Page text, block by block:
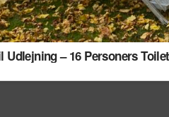
Udlejning – 16 Personers